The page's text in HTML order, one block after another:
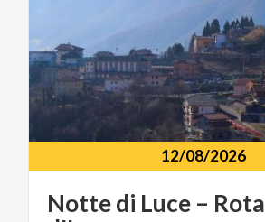
12/08/2026
Nottedi Luce – Rota